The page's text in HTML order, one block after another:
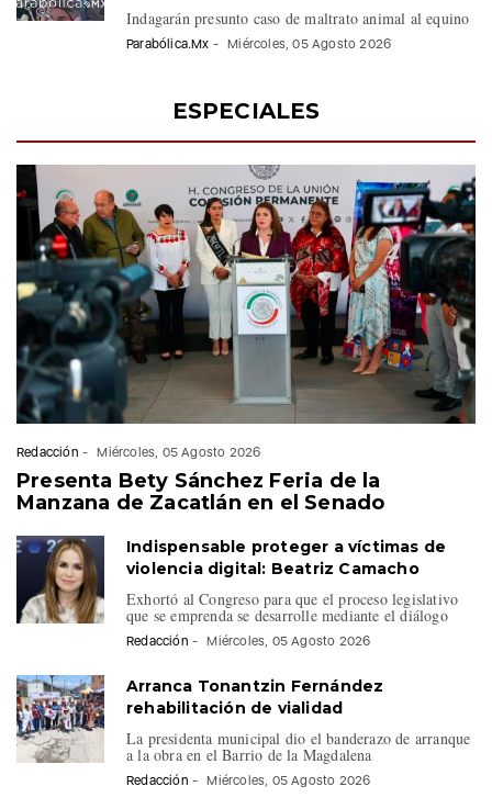
Huixcolotla
Indagarán presunto caso de maltrato animal al equino
ESPECIALES
Redacción - Miércoles, 05 Agosto 2026
Presenta Bety Sánchez Feria de la
Manzana de Zacatlán en el Senado
Indispensable proteger a víctimas de
violencia digital: Beatriz Camacho
Exhortó al Congreso para que el proceso legislativo
que se emprenda se desarrolle mediante el diálogo
Arranca Tonantzin Fernández
rehabilitación de vialidad
La presidenta municipal dio el banderazo de arranque
a la obra en el Barrio de la Magdalena